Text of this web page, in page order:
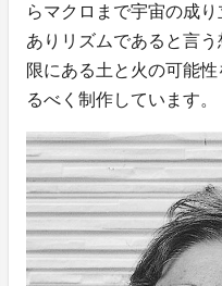
らマクロまで宇宙の成
ありリズムであると言
限にある土と火の可能
るべく制作しています。